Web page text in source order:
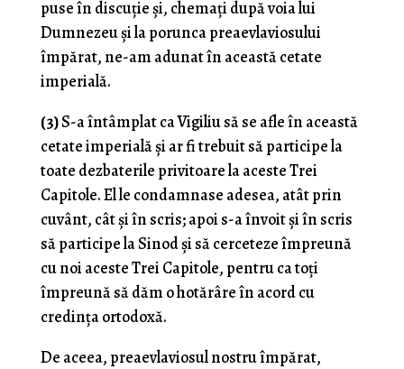
puse în discuție și, chemați după voia lui
Dumnezeu și la porunca preaevlaviosului
împărat, ne-am adunat în această cetate
imperială.
(3)S-a întâmplat ca Vigiliu să se afle în această
cetate imperială și ar fi trebuit să participe la
toate dezbaterile privitoare la aceste Trei
Capitole. El le condamnase adesea, atât prin
cuvânt, cât și în scris; apoi s-a învoit și în scris
să participe la Sinod și să cerceteze împreună
cu noi aceste Trei Capitole, pentru ca toți
împreună să dăm o hotărâre în acord cu
credința ortodoxă.
De aceea, preaevlaviosul nostru împărat,